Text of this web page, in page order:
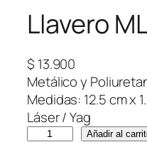
Llavero
$ 13.900
Metálico y
Medidas: 12.5 cm x
Láser / Yag
Añadir al